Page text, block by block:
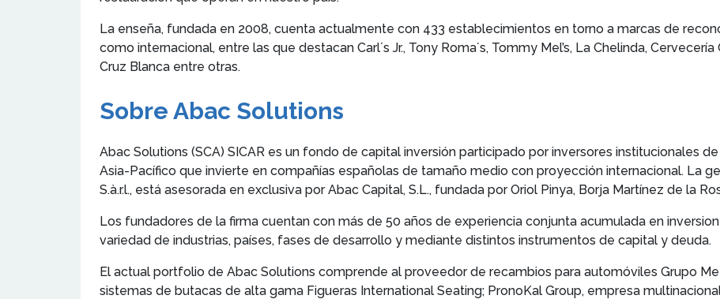
La enseña, fundada en 2008, cuenta actualmente con 433 establecimientos en torno a marcas de
como internacional, entre las que destacan Carl´s Jr., Tony Roma´s, Tommy Mel’s, La Chelinda,
Cruz Blanca entre otras.
Sobre Abac Solutions
Abac Solutions (SCA) SICAR es un fondo de capital inversión participado por inversores institucionales
Asia-Pacífico que invierte en compañías españolas de tamaño medio con proyección internacional. La
S.à.r.l., está asesorada en exclusiva por Abac Capital, S.L., fundada por Oriol Pinya, Borja Martínez de la
Los fundadores de la firma cuentan con más de 50 años de experiencia conjunta acumulada en
variedad de industrias, países, fases de desarrollo y mediante distintos instrumentos de capital y deuda.
El actual portfolio de Abac Solutions comprende al proveedor de recambios para automóviles Grupo
sistemas de butacas de alta gama Figueras International Seating; PronoKal Group, empresa